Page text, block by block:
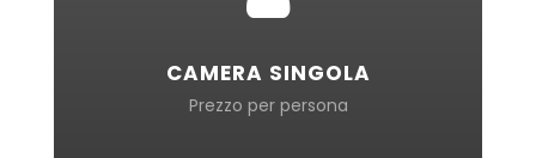
CAMERA SINGOLA
Prezzo per persona